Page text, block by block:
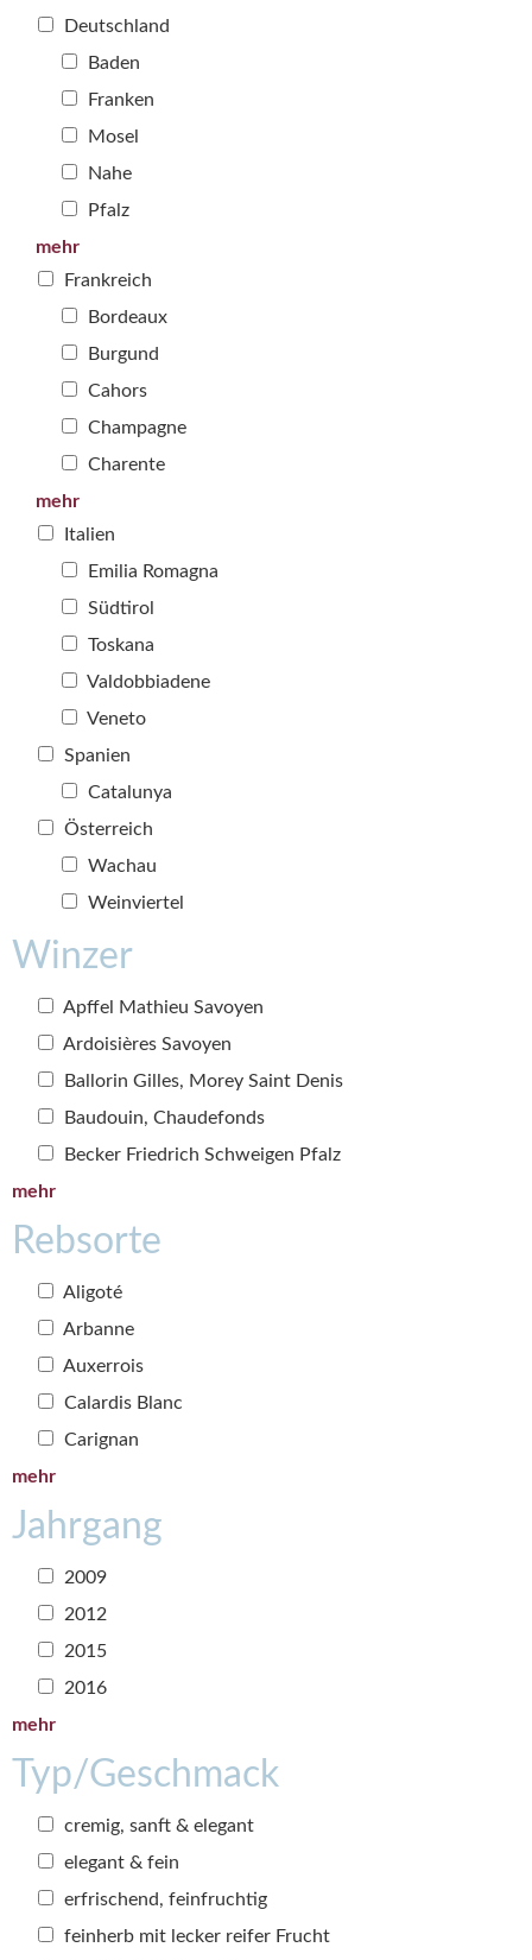
Deutschland
Baden
Franken
Mosel
Nahe
Pfalz
mehr
Frankreich
Bordeaux
Burgund
Cahors
Champagne
Charente
mehr
Italien
Emilia Romagna
Südtirol
Toskana
Valdobbiadene
Veneto
Spanien
Catalunya
Österreich
Wachau
Weinviertel
Winzer
Apffel Mathieu Savoyen
Ardoisières Savoyen
Ballorin Gilles, Morey Saint Denis
Baudouin, Chaudefonds
Becker Friedrich Schweigen Pfalz
mehr
Rebsorte
Aligoté
Arbanne
Auxerrois
Calardis Blanc
Carignan
mehr
Jahrgang
2009
2012
2015
2016
mehr
Typ/Geschmack
cremig, sanft & elegant
elegant & fein
erfrischend, feinfruchtig
feinherb mit lecker reifer Frucht